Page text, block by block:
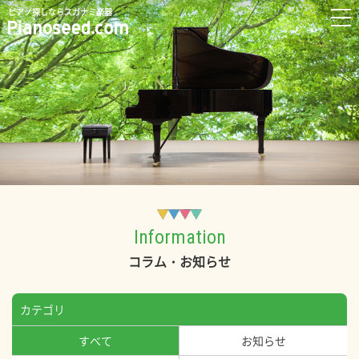
ピアノ探しならスガナミ楽器
Information
コラム・お知らせ
カテゴリ
すべて
お知らせ